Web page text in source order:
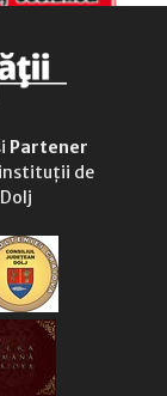
Partener
de